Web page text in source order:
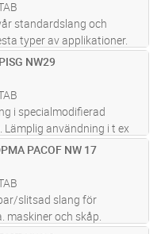
standardslang och
typer av applikationer.
mekanisk skydd vid
–50°C /+105°C. Tillfä
NW29
i specialmodifierad
Lämplig användning i t ex
med mycket rörelser.
utomhusbruk p.g.a.
Klarar 10 miljon
PACOF NW 17
slitsad slang för
maskiner och skåp.